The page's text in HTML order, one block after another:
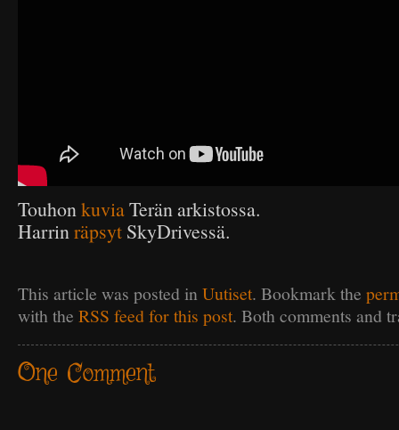
TouhonkuviaTerän arkistossa.
HarrinräpsytSkyDrivessä.
This article was posted in Uutiset. Bookmark the
with the RSS feed for this post. Both comments and
One Comment